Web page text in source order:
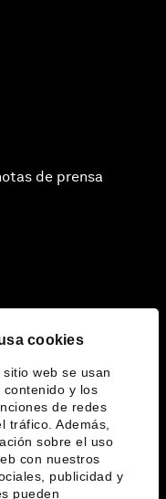
cookies
web se usan
y los
de redes
tráfico. Además,
sobre el uso
con nuestros
publicidad y
pueden
de prensa